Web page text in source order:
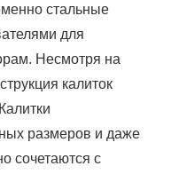
стальные
для
Несмотря на
калиток
размеров и даже
сочетаются с